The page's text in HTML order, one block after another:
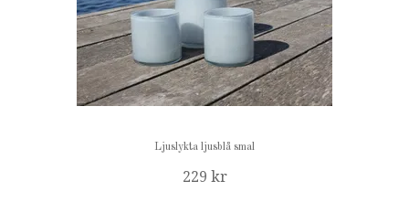
Ljuslykta ljusblå smal
229 kr